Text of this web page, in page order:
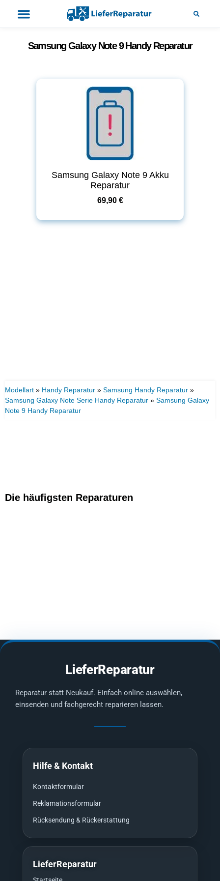
Samsung Galaxy Note 9 Handy Reparatur
Samsung Galaxy Note 9 Akku
Reparatur
69,90 €
Modellart » Handy Reparatur » Samsung Handy Reparatur »
Samsung Galaxy Note Serie Handy Reparatur » Samsung Galaxy
Note 9 Handy Reparatur
Die häufigsten Reparaturen
LieferReparatur
Reparatur statt Neukauf. Einfach online auswählen,
einsenden und fachgerecht reparieren lassen.
Hilfe & Kontakt
Kontaktformular
Reklamationsformular
Rücksendung & Rückerstattung
LieferReparatur